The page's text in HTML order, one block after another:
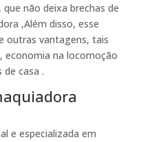
não deixa brechas de
,Além disso, esse
outras vantagens, tais
economia na locomoção
casa .
e especializada em